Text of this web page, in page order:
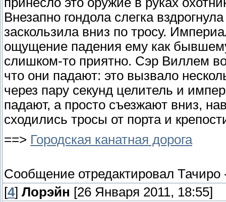
Внезапно гондола слегка
заскользила вниз по тросу.
ощущение падения ему как
слишком-то приятно. Сэр Виллем
что они падают: это вызвало
через пару секунд целитель и
падают, а просто съезжают вниз,
сходились тросы от порта и
==> Городская канатная дорога
Сообщение отредактировал Тачиро
[4] Лорэйн [26 Января 2011, 18:55]